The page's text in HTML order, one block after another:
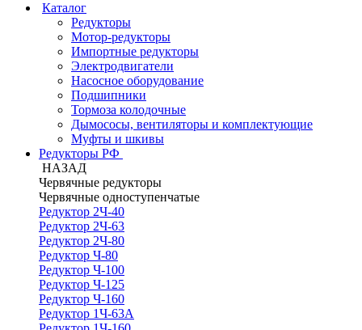
Каталог
Редукторы
Мотор-редукторы
Импортные редукторы
Электродвигатели
Насосное оборудование
Подшипники
Тормоза колодочные
Дымососы, вентиляторы и комплектующие
Муфты и шкивы
Редукторы РФ
НАЗАД
Червячные редукторы
Червячные одноступенчатые
Редуктор 2Ч-40
Редуктор 2Ч-63
Редуктор 2Ч-80
Редуктор Ч-80
Редуктор Ч-100
Редуктор Ч-125
Редуктор Ч-160
Редуктор 1Ч-63А